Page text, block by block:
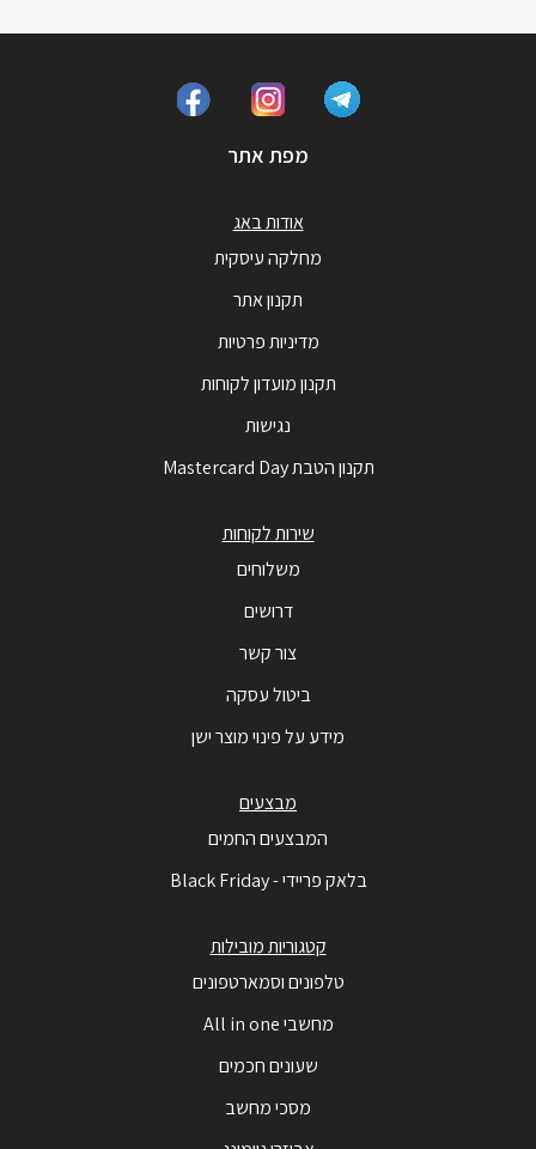
מפת אתר
אודות באג
מחלקה עיסקית
תקנון אתר
מדיניות פרטיות
תקנון מועדון לקוחות
נגישות
תקנון הטבת Mastercard Day
שירות לקוחות
משלוחים
דרושים
צור קשר
ביטול עסקה
מידע על פינוי מוצר ישן
מבצעים
המבצעים החמים
בלאק פריידי - Black Friday
קטגוריות מובילות
טלפונים וסמארטפונים
מחשבי All in one
שעונים חכמים
מסכי מחשב